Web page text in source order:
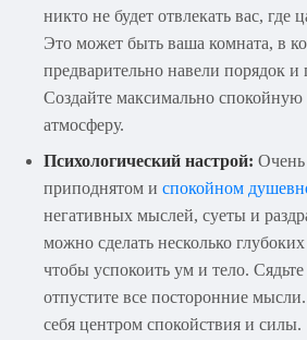
никто не будет отвлекать вас, где
Это может быть ваша комната, в
предварительно навели порядок и
Создайте максимально
атмосферу.
Психологический настрой: Очень
приподнятом и спокойном
негативных мыслей, суеты и
можно сделать несколько
чтобы успокоить ум и тело. Сядьте
отпустите все посторонние
себя центром спокойствия и силы.